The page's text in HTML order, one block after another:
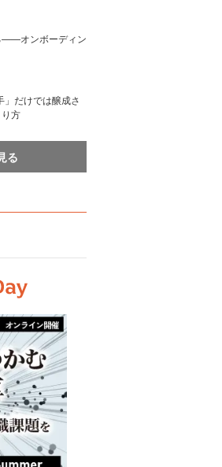
——オンボーディン
だけでは醸成さ
方
る